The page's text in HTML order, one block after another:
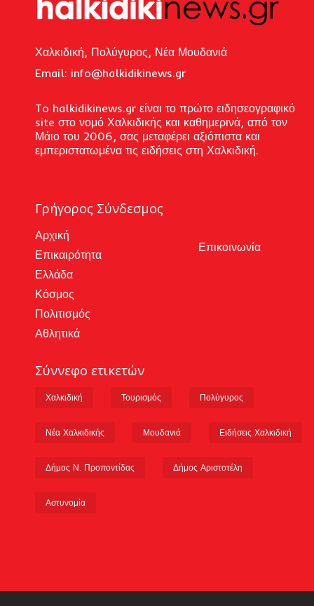
Χαλκιδική, Πολύγυρος, Νέα Μουδανιά
Email: info@halkidikinews.gr
To halkidikinews.gr είναι το πρώτο ειδησεογραφικό
site στο νομό Χαλκιδικής και καθημερινά, από τον
Μάιο του 2006, σας μεταφέρει αξιόπιστα και
εμπεριστατωμένα τις ειδήσεις στη Χαλκιδική.
Γρήγορος Σύνδεσμος
Αρχική
Επικαιρότητα
Ελλάδα
Κόσμος
Πολιτισμός
Αθλητικά
Επικοινωνία
Σύννεφο ετικετών
Χαλκιδική Τουρισμός Πολύγυρος
Νέα Χαλκιδικής Μουδανιά Ειδήσεις Χαλκιδική
Δήμος Ν. Προποντίδας Δήμος Αριστοτέλη
Αστυνομία